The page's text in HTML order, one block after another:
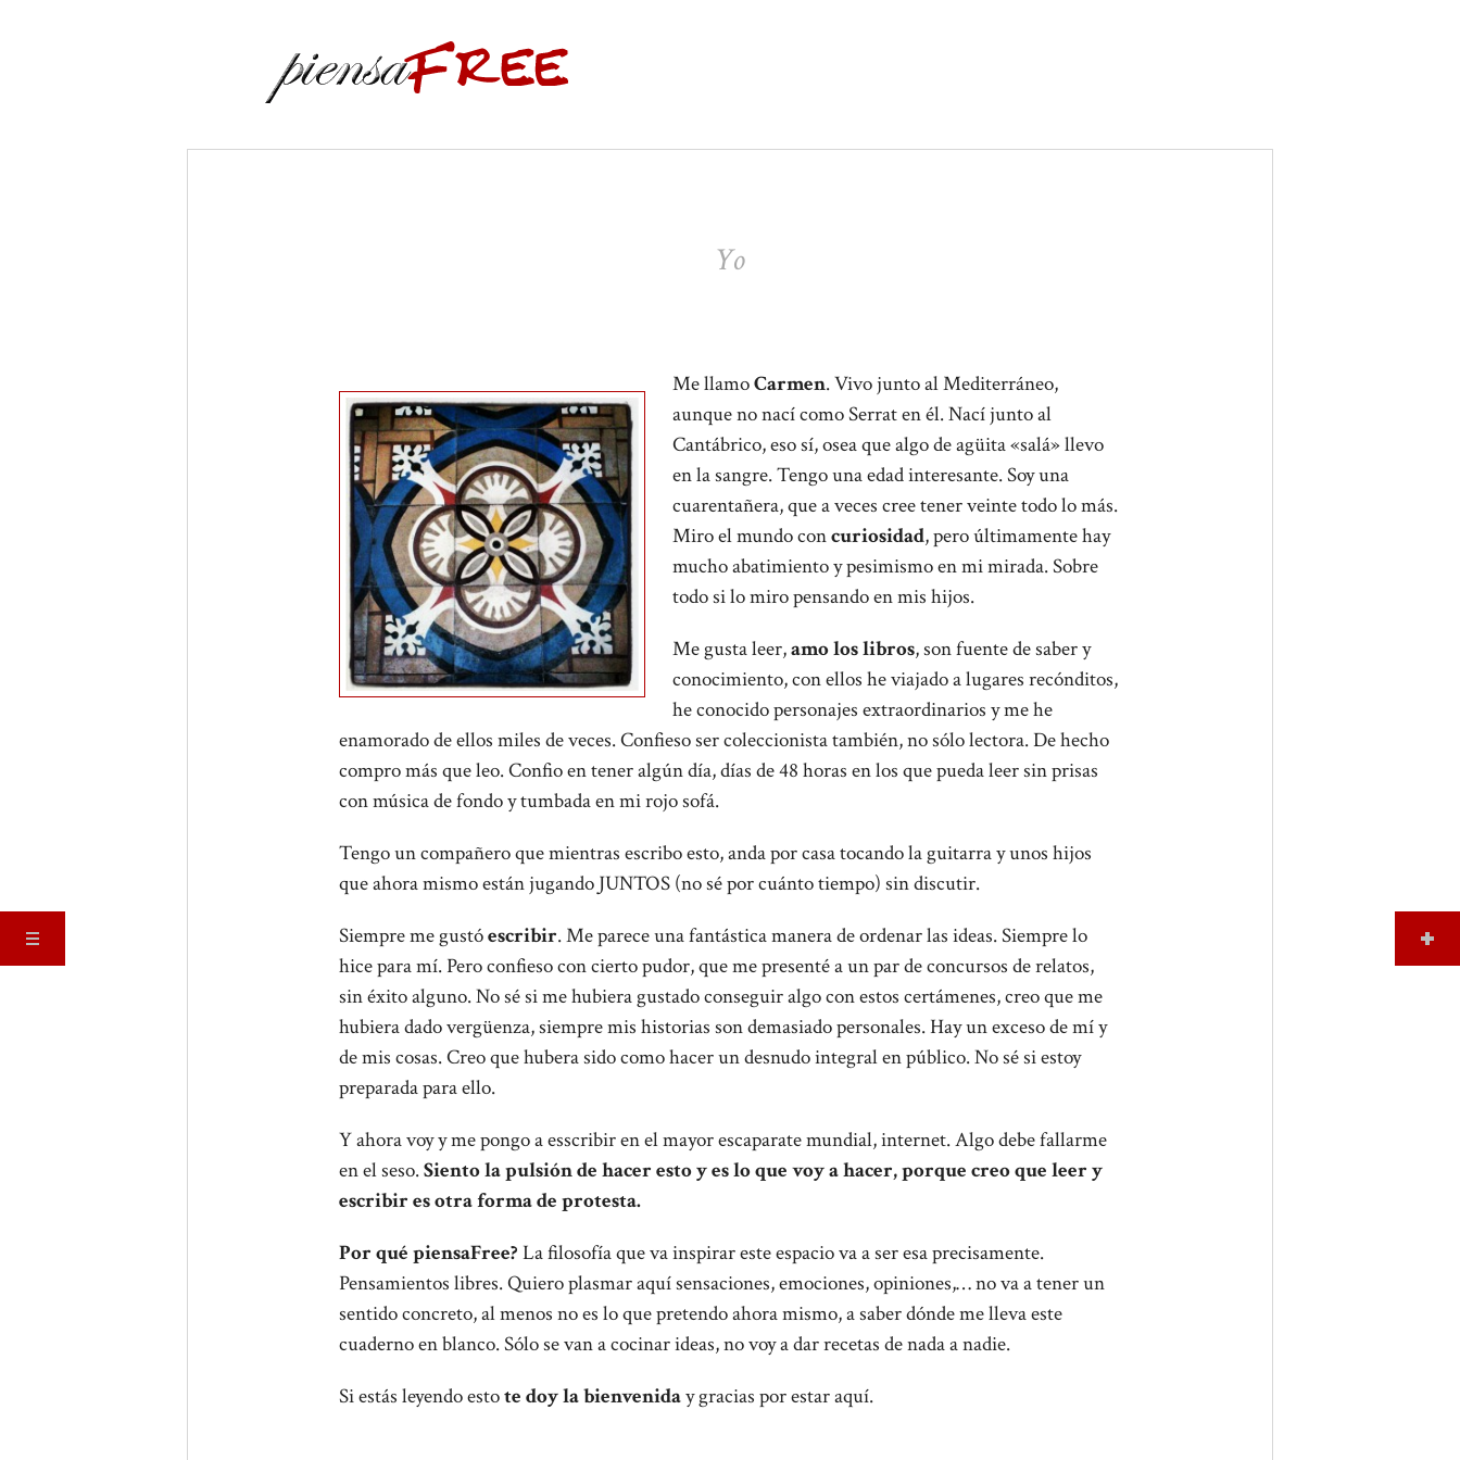
Yo
Me llamoCarmen. Vivo junto al Mediterráneo,
aunque no nací como Serrat en él. Nací junto al
Cantábrico, eso sí, osea que algo de agüita «salá» llevo
en la sangre. Tengo una edad interesante. Soy una
cuarentañera, que a veces cree tener veinte todo lo más.
Miro el mundo concuriosidad, pero últimamente hay
mucho abatimiento y pesimismo en mi mirada. Sobre
todo si lo miro pensando en mis hijos.
Me gusta leer,amo los libros, son fuente de saber y
conocimiento, con ellos he viajado a lugares recónditos,
he conocido personajes extraordinarios y me he
enamorado de ellos miles de veces. Confieso ser coleccionista también, no sólo lectora. De hecho
compro más que leo. Confio en tener algún día, días de 48 horas en los que pueda leer sin prisas
con música de fondo y tumbada en mi rojo sofá.
Tengo un compañero que mientras escribo esto, anda por casa tocando la guitarra y unos hijos
que ahora mismo están jugando JUNTOS (no sé por cuánto tiempo) sin discutir.
Siempre me gustóescribir. Me parece una fantástica manera de ordenar las ideas. Siempre lo
hice para mí. Pero confieso con cierto pudor, que me presenté a un par de concursos de relatos,
sin éxito alguno. No sé si me hubiera gustado conseguir algo con estos certámenes, creo que me
hubiera dado vergüenza, siempre mis historias son demasiado personales. Hay un exceso de mí y
de mis cosas. Creo que hubera sido como hacer un desnudo integral en público. No sé si estoy
preparada para ello.
Y ahora voy y me pongo a esscribir en el mayor escaparate mundial, internet. Algo debe fallarme
en el seso.Siento la pulsión de hacer esto y es lo que voy a hacer, porque creo que leer y
escribir es otra forma de protesta.
Por qué piensaFree? La filosofía que va inspirar este espacio va a ser esa precisamente.
Pensamientos libres. Quiero plasmar aquí sensaciones, emociones, opiniones,… no va a tener un
sentido concreto, al menos no es lo que pretendo ahora mismo, a saber dónde me lleva este
cuaderno en blanco. Sólo se van a cocinar ideas, no voy a dar recetas de nada a nadie.
Si estás leyendo estote doy la bienveniday gracias por estar aquí.